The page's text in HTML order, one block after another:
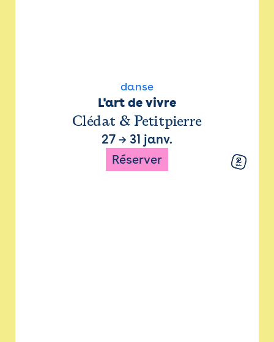
danse
L'art de vivre
Clédat & Petitpierre
27 → 31 janv.
Réserver